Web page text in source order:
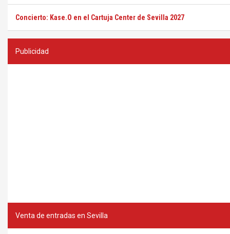
Concierto: Kase.O en el Cartuja Center de Sevilla 2027
Publicidad
Venta de entradas en Sevilla